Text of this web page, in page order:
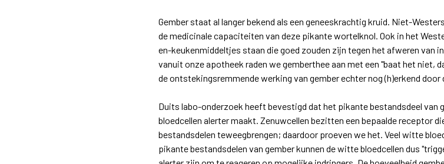
Gember staat al langer bekend als een geneeskrachtig kruid. Niet-
de medicinale capaciteiten van deze pikante wortelknol. Ook in het
en-keukenmiddeltjes staan die goed zouden zijn tegen het afweren van
vanuit onze apotheek raden we gemberthee aan met een "baat het niet,
de ontstekingsremmende werking van gember echter nog (h)erkend
Duits labo-onderzoek heeft bevestigd dat het pikante bestandsdeel van
bloedcellen alerter maakt. Zenuwcellen bezitten een bepaalde receptor
bestandsdelen teweegbrengen; daardoor proeven we het. Veel witte
pikante bestandsdelen van gember kunnen de witte bloedcellen dus